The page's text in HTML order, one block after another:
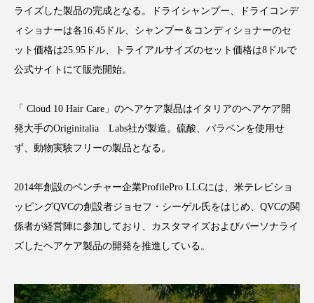
コグニティブヘルス コスト削減
コネクテッド・ビューティ コミュニケーション
サステナブル美容 サプライチェーン
サロン経営 サロン連略 シャネル
スカルプ クレンジング 頻度 スカルプケア
スキンケアルーティン ストレス スパ
ライズした製品の完成となる。ドライシャンプー、ドライコンデ
ィショナーは各16.45ドル、シャンプー＆コンディショナーのセ
ット価格は25.95ドル、トライアルサイズのセット価格は8ドルで
公式サイトにて販売開始。
「 Cloud 10 Hair Care」のヘアケア製品はイタリアのヘアケア開
発大手のOriginitalia Labs社が製造。硫酸、パラベンを使用せ
ず、動物実験フリーの製品となる。
2014年創設のベンチャー企業ProfilePro LLCには、米テレビショ
ッピングQVCの創設者ジョセフ・シーゲル氏をはじめ、QVCの関
係者が経営陣に参加しており、カスタマイズおよびパーソナライ
ズしたヘアケア製品の開発を推進している。